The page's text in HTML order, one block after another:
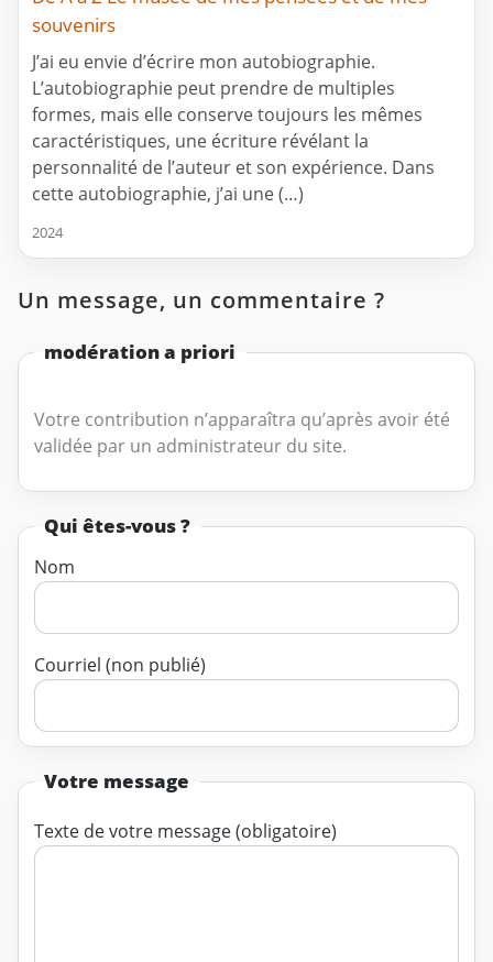
souvenirs
J’ai eu envie d’écrire mon autobiographie.
L’autobiographie peut prendre de multiples
formes, mais elle conserve toujours les mêmes
caractéristiques, une écriture révélant la
personnalité de l’auteur et son expérience. Dans
cette autobiographie, j’ai une (…)
2024
Un message, un commentaire ?
modération a priori
Votre contribution n’apparaîtra qu’après avoir été
validée par un administrateur du site.
Qui êtes-vous ?
Nom
Courriel (non publié)
Votre message
Texte de votre message (obligatoire)